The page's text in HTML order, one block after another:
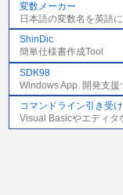
変数メーカー
日本語の変数名を英語
ShinDic
簡単仕様書作成Tool
SDK98
Windows App. 開発支
コマンドライン引き受
Visual Basicやエディタ